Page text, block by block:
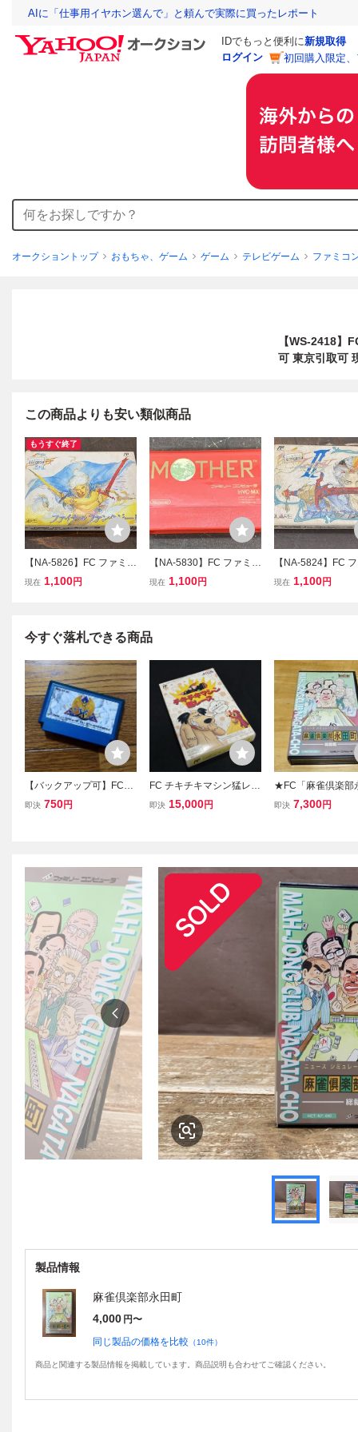
AIに「仕事用イヤホン選んで」と頼んで実際に買ったレポート
IDでもっと便利に新規取得
ログイン
初回購入限定
オークショントップ おもちゃ、ゲーム ゲーム テレビゲーム ファミコ
【WS-2418】
可 東京引取可
この商品よりも安い類似商品
もうすぐ終了
【NA-5826】FC ファミコ
ン ファイナルファンタジ
現在 1,100円
【NA-5830】FC ファミコ
ン ソフト MOTHER ソフ
現在 1,100円
【NA-5824】FC
ン ファイナルファ
現在 1,100円
今すぐ落札できる商品
【バックアップ可】FC
イース ファミコンソフ
即決 750円
FC チキチキマシン猛レー
ス 箱付 取説付 ファミコ
即決 15,000円
★FC「麻雀倶楽部
(MAHJONG CLUB
即決 7,300円
製品情報
麻雀倶楽部永田町
4,000 円〜
同じ製品の価格を比較 （10件）
商品と関連する製品情報を掲載しています。商品説明も合わせてご確認ください。